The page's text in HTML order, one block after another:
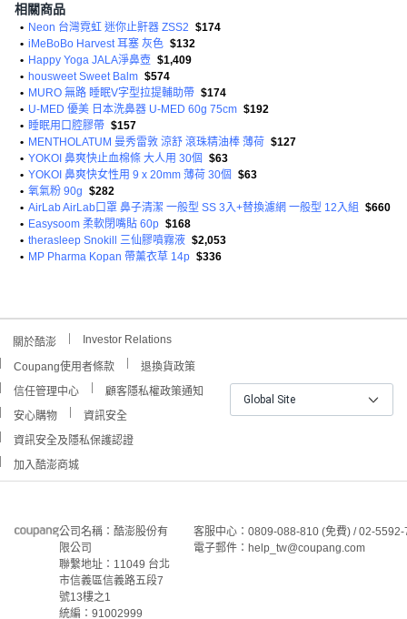
相關商品
• Neon 台灣霓虹 迷你止鼾器 ZSS2 $174
• iMeBoBo Harvest 耳塞 灰色 $132
• Happy Yoga JALA淨鼻壺 $1,409
• housweet Sweet Balm $574
• MURO 無路 睡眠V字型拉提輔助帶 $174
• U-MED 優美 日本洗鼻器 U-MED 60g 75cm $192
• 睡眠用口腔膠帶 $157
• MENTHOLATUM 曼秀雷敦 涼舒 滾珠精油棒 薄荷 $127
• YOKOI 鼻爽快止血棉條 大人用 30個 $63
• YOKOI 鼻爽快女性用 9 x 20mm 薄荷 30個 $63
• 氧氣粉 90g $282
• AirLab AirLab口罩 鼻子清潔 一般型 SS 3入+替換濾網 一般型 12入組
$660
• Easysoom 柔軟閉嘴貼 60p $168
• therasleep Snokill 三仙膠噴霧液 $2,053
• MP Pharma Kopan 帶薰衣草 14p $336
關於酷澎 Investor Relations
Coupang使用者條款
退換貨政策
信任管理中心
顧客隱私權政策通知
安心購物
資訊安全
資訊安全及隱私保護認證
加入酷澎商城
Global Site
公司名稱：酷澎股份有
限公司
聯繫地址：11049 台北
市信義區信義路五段7
號13樓之1
統編：91002999
客服中心：0809-088-810 (免費) / 02-
電子郵件：help_tw@coupang.com